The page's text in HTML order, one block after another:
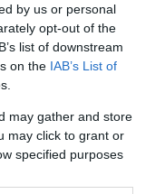
by us or personal
opt-out of the
list of downstream
on the IAB’s List of
may gather and store
may click to grant or
specified purposes
azok